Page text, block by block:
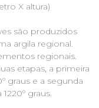
X altura)
são produzidos
argila regional.
regionais.
etapas, a primeira
graus e a segunda
graus.